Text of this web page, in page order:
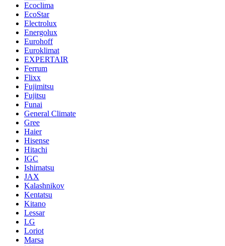
Ecoclima
EcoStar
Electrolux
Energolux
Eurohoff
Euroklimat
EXPERTAIR
Ferrum
Flixx
Fujimitsu
Fujitsu
Funai
General Climate
Gree
Haier
Hisense
Hitachi
IGC
Ishimatsu
JAX
Kalashnikov
Kentatsu
Kitano
Lessar
LG
Loriot
Marsa